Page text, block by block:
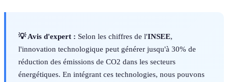
💡 Avis d'expert : Selon les chiffres de l'INSEE,
l'innovation technologique peut générer jusqu'à 30% de
réduction des émissions de CO2 dans les secteurs
énergétiques. En intégrant ces technologies, nous pouvons